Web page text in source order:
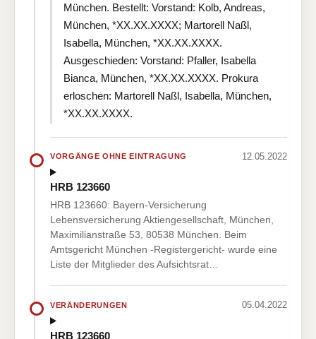
München. Bestellt: Vorstand: Kolb, Andreas,
München, *XX.XX.XXXX; Martorell Naßl,
Isabella, München, *XX.XX.XXXX.
Ausgeschieden: Vorstand: Pfaller, Isabella
Bianca, München, *XX.XX.XXXX. Prokura
erloschen: Martorell Naßl, Isabella, München,
*XX.XX.XXXX.
VORGÄNGE OHNE EINTRAGUNG 12.05.2022
HRB 123660
HRB 123660: Bayern-Versicherung
Lebensversicherung Aktiengesellschaft, München,
Maximilianstraße 53, 80538 München. Beim
Amtsgericht München -Registergericht- wurde eine
Liste der Mitglieder des Aufsichtsrat…
VERÄNDERUNGEN 05.04.2022
HRB 123660